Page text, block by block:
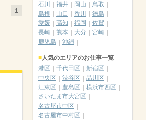
1
石川
福井 岡山
鳥取
島根
山口 香川
徳島
愛媛
高知 福岡
佐賀
長崎
熊本 大分
宮崎
鹿児島
沖縄
人気のエリアのお仕事一覧
港区
千代田区
新宿区
中央区
渋谷区
品川区
江東区
豊島区
横浜市西区
さいたま市大宮区
名古屋市中区
名古屋市中村区